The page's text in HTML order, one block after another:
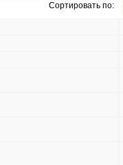
Сортировать по: